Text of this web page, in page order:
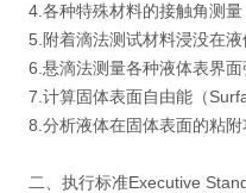
4.各种特殊材料的接触角测
5.附着滴法测试材料浸没在液
6.悬滴法测量各种液体表界
7.计算固体表面自由能（
8.分析液体在固体表面的粘
二、执行标准Executive